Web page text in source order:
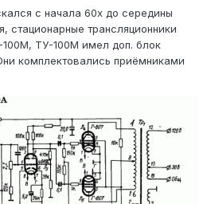
с начала 60х до середины
трансляционники
ТУ-100М имел доп. блок
комплектовались приёмниками